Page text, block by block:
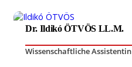
Dr. Ildikó ÖTVÖS LL.M.
Wissenschaftliche Assistentin